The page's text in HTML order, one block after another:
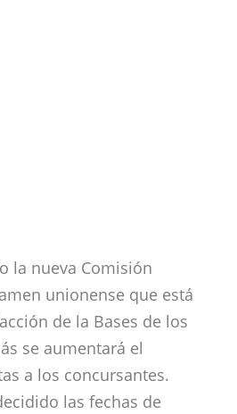
la nueva Comisión
unionense que está
de la Bases de los
se aumentará el
a los concursantes.
las fechas de